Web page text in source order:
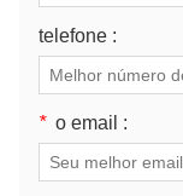
telefone :
* o email :